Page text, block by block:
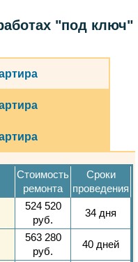
"под ключ"
Стоимость
ремонта
Сроки
проведения
524 520
руб.
34 дня
563 280
руб.
40 дней